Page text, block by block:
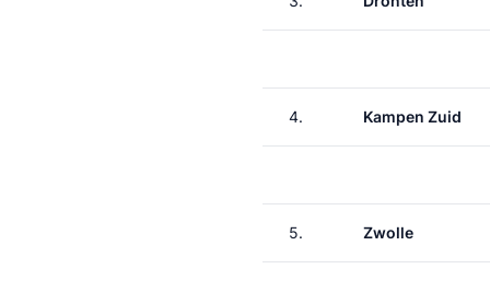
4. Kampen Zuid
5. Zwolle